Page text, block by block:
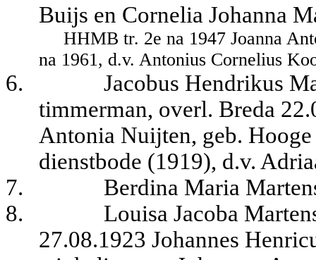
Buijs en Cornelia Johanna
HHMB tr. 2e na 1947 Joanna
na 1961, d.v. Antonius Cornelius
6.
Jacobus Hendrikus
timmerman, overl. Breda
Antonia Nuijten, geb.
dienstbode (1919), d.v.
7.
Berdina Maria
8.
Louisa Jacoba
27.08.1923 Johannes